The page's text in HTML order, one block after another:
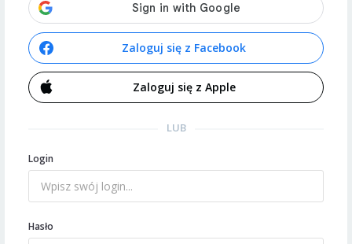
Zaloguj się z Facebook
Zaloguj się z Apple
LUB
Login
Hasło